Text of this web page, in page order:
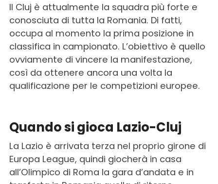
Il Cluj è attualmente la squadra più forte e
conosciuta di tutta la Romania. Di fatti,
occupa al momento la prima posizione in
classifica in campionato. L’obiettivo è quello
ovviamente di vincere la manifestazione,
così da ottenere ancora una volta la
qualificazione per le competizioni europee.
Quando si gioca Lazio-Cluj
La Lazio è arrivata terza nel proprio girone di
Europa League, quindi giocherà in casa
all’Olimpico di Roma la gara d’andata e in